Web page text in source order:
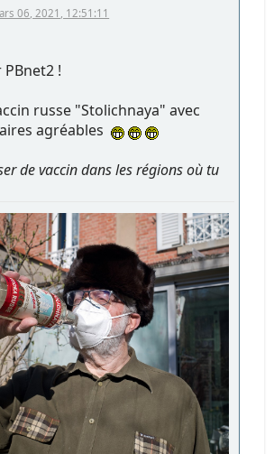
06, 2021, 12:51:11
!
russe "Stolichnaya" avec
agréables
de vaccin dans les régions où tu